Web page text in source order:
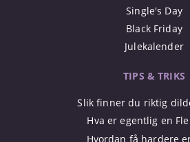
Single's Day
Black Friday
Julekalender
TIPS & TRIKS
Slik finner du riktig
Hva er egentlig en
Hvordan få hardere